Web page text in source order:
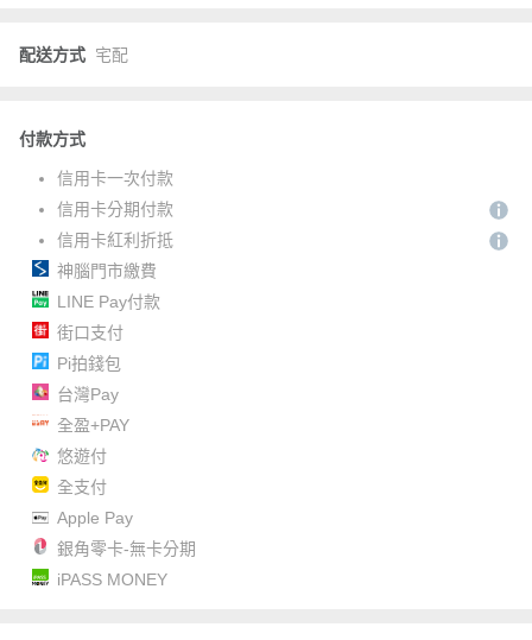
配送方式 宅配
付款方式
信用卡一次付款
信用卡分期付款
信用卡紅利折抵
神腦門市繳費
LINE Pay付款
街口支付
Pi拍錢包
台灣Pay
全盈+PAY
悠遊付
全支付
Apple Pay
銀角零卡-無卡分期
iPASS MONEY